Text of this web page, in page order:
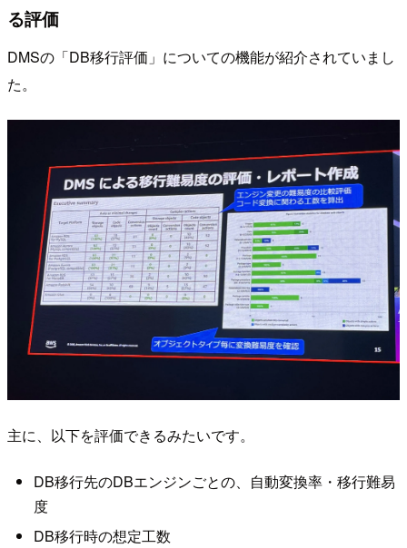
る評価
DMSの「DB移行評価」についての機能が紹介されていまし
た。
主に、以下を評価できるみたいです。
DB移行先のDBエンジンごとの、自動変換率・移行難易
度
DB移行時の想定工数